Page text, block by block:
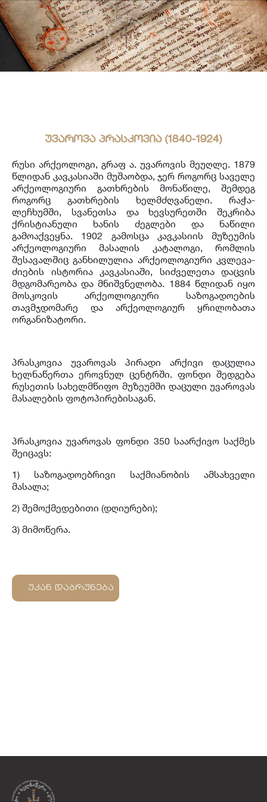
უვაროვა პრასკოვია (1840-1924)
რუსი არქეოლოგი, გრაფ ა. უვაროვის მეუღლე. 1879
წლიდან კავკასიაში მუშაობდა, ჯერ როგორც საველე
არქეოლოგიური გათხრების მონაწილე, შემდეგ
როგორც გათხრების ხელმძღვანელი. რაჭა-
ლეჩხუმში, სვანეთსა და ხევსურეთში შეკრიბა
ქრისტიანული ხანის ძეგლები და ნაწილი
გამოაქვეყნა. 1902 გამოსცა კავკასიის მუზეუმის
არქეოლოგიური მასალის კატალოგი, რომლის
შესავალშიც განხილულია არქეოლოგიური კვლევა-
ძიების ისტორია კავკასიაში, სიძველეთა დაცვის
მდგომარეობა და მნიშვნელობა. 1884 წლიდან იყო
მოსკოვის არქეოლოგიური საზოგადოების
თავმჯდომარე და არქეოლოგიურ ყრილობათა
ორგანიზატორი.
პრასკოვია უვაროვას პირადი არქივი დაცულია
ხელნაწერთა ეროვნულ ცენტრში. ფონდი შედგება
რუსეთის სახელმწიფო მუზეუმში დაცული უვაროვას
მასალების ფოტოპირებისაგან.
პრასკოვია უვაროვას ფონდი 350 საარქივო საქმეს
შეიცავს:
1) საზოგადოებრივი საქმიანობის ამსახველი
მასალა;
2) შემოქმედებითი (დღიურები);
3) მიმოწერა.
უკან დაბრუნება